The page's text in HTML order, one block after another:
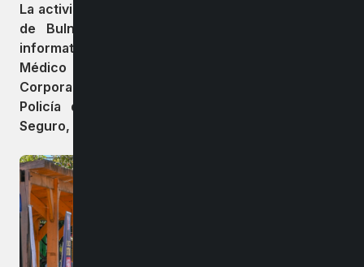
La actividad que se desarrolló en el paso peatonal
de Bulnes contó con la presencia de stand
informativos de la Seremi de Justicia, Servicio
Médico Legal, Sernameg, Registro Civil,
Corporación de Asistencia Judicial, Gendarmería,
Policía de Investigaciones, Programa Denuncia
Seguro, entre otros servicios.